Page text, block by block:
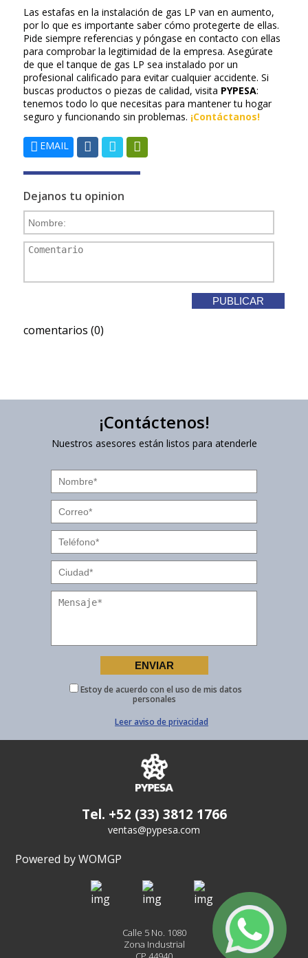
Las estafas en la instalación de gas LP van en aumento,
por lo que es importante saber cómo protegerte de ellas.
Pide siempre referencias y póngase en contacto con ellas
para comprobar la legitimidad de la empresa. Asegúrate
de que el tanque de gas LP sea instalado por un
profesional calificado para evitar cualquier accidente. Si
buscas productos o piezas de calidad, visita PYPESA:
tenemos todo lo que necesitas para mantener tu hogar
seguro y funcionando sin problemas. ¡Contáctanos!
EMAIL
Dejanos tu opinion
comentarios (0)
¡Contáctenos!
Nuestros asesores están listos para atenderle
Estoy de acuerdo con el uso de mis datos
personales
Leer aviso de privacidad
Tel. +52 (33) 3812 1766
ventas@pypesa.com
Powered by WOMGP
Calle 5 No. 1080
Zona Industrial